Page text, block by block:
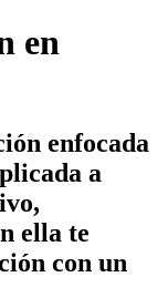
en
enfocada
a
ella te
con un